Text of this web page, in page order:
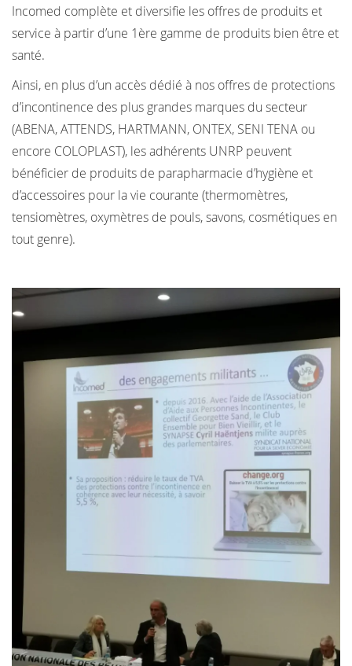
Incomed complète et diversifie les offres de produits et
service à partir d’une 1ère gamme de produits bien être et
santé.
Ainsi, en plus d’un accès dédié à nos offres de protections
d’incontinence des plus grandes marques du secteur
(ABENA, ATTENDS, HARTMANN, ONTEX, SENI TENA ou
encore COLOPLAST), les adhérents UNRP peuvent
bénéficier de produits de parapharmacie d’hygiène et
d’accessoires pour la vie courante (thermomètres,
tensiomètres, oxymètres de pouls, savons, cosmétiques en
tout genre).